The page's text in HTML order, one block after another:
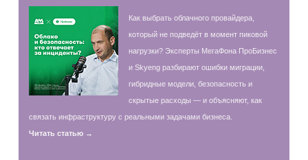
Как выбрать облачного провайдера,
который не подведёт в момент пиковой
нагрузки? Эксперты МегаФона ПроБизнес
и Skyeng разбирают ошибки миграции,
гибридные модели, безопасность и
скрытые расходы — и объясняют, как
связать инфраструктуру с реальными задачами бизнеса.
Читать статью →